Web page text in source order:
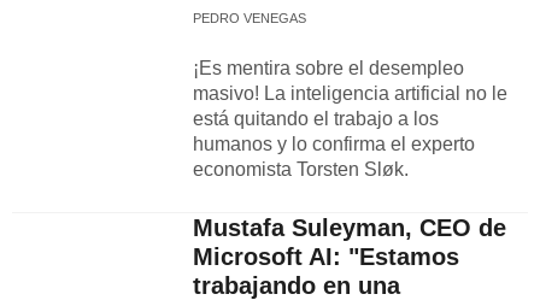
PEDRO VENEGAS
¡Es mentira sobre el desempleo
masivo! La inteligencia artificial no le
está quitando el trabajo a los
humanos y lo confirma el experto
economista Torsten Sløk.
Mustafa Suleyman, CEO de
Microsoft AI: "Estamos
trabajando en una